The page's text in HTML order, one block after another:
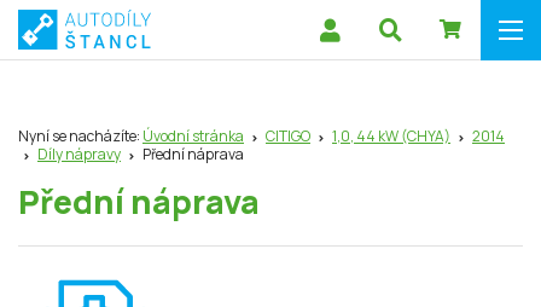
Nyní se nacházíte: Úvodní stránka CITIGO 1,0, 44 kW (CHYA)
2014
Díly nápravy
Přední náprava
Přední náprava